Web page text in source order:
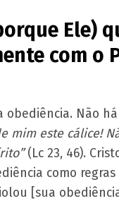
Ele)
com o
obediência. Não
mim este cálice!
(Lc 23, 46).
como
[sua